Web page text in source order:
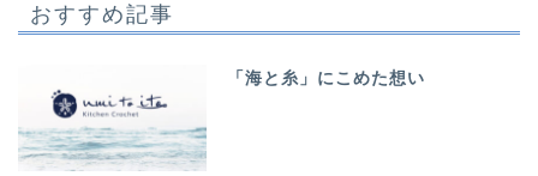
おすすめ記事
「海と糸」にこめた想い